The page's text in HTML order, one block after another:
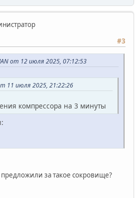
#3
от 12 июля 2025, 07:12:53
11 июля 2025, 21:22:26
компрессора на 3 минуты
предложили за такое сокровище?